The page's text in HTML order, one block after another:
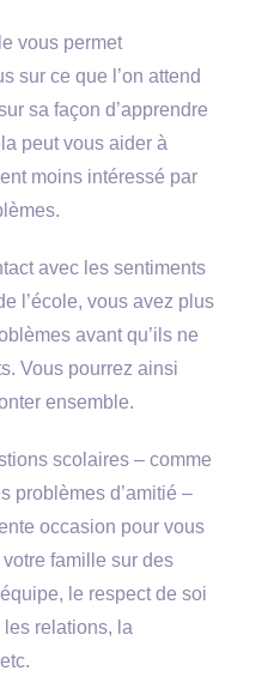
vous permet
sur ce que l’on attend
sa façon d’apprendre
peut vous aider à
moins intéressé par
avec les sentiments
l’école, vous avez plus
avant qu’ils ne
Vous pourrez ainsi
ensemble.
scolaires – comme
problèmes d’amitié –
occasion pour vous
famille sur des
le respect de soi
les relations, la